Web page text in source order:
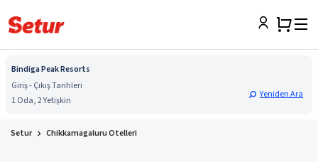
Bindiga Peak Resorts
Giriş - Çıkış Tarihleri
1 Oda, 2 Yetişkin
Yeniden Ara
Setur Chikkamagaluru Otelleri